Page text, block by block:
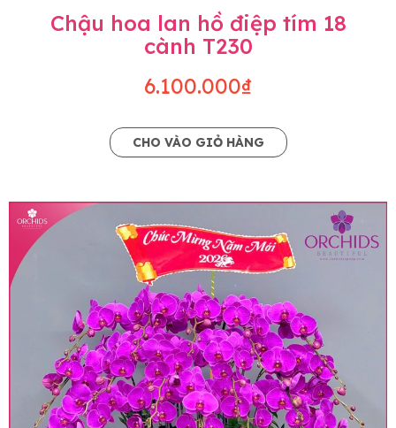
Chậu hoa lan hồ điệp tím 18
cành T230
6.100.000₫
CHO VÀO GIỎ HÀNG